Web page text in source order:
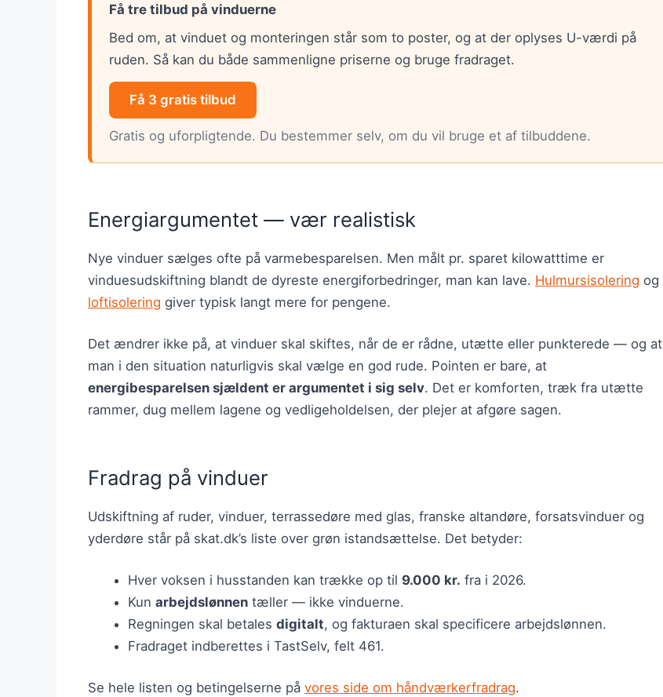
Få tre tilbud på vinduerne
Bed om, at vinduet og monteringen står som to poster, og at der oplyses U-værdi på
ruden. Så kan du både sammenligne priserne og bruge fradraget.
Få 3 gratis tilbud
Gratis og uforpligtende. Du bestemmer selv, om du vil bruge et af tilbuddene.
Energiargumentet — vær realistisk
Nye vinduer sælges ofte på varmebesparelsen. Men målt pr. sparet kilowatttime er
vinduesudskiftning blandt de dyreste energiforbedringer, man kan lave. Hulmursisolering og
loftisolering giver typisk langt mere for pengene.
Det ændrer ikke på, at vinduer skal skiftes, når de er rådne, utætte eller punkterede — og at
man i den situation naturligvis skal vælge en god rude. Pointen er bare, at
energibesparelsen sjældent er argumentet i sig selv. Det er komforten, træk fra utætte
rammer, dug mellem lagene og vedligeholdelsen, der plejer at afgøre sagen.
Fradrag på vinduer
Udskiftning af ruder, vinduer, terrassedøre med glas, franske altandøre, forsatsvinduer og
yderdøre står på skat.dk’s liste over grøn istandsættelse. Det betyder:
Hver voksen i husstanden kan trække op til 9.000 kr. fra i 2026.
Kun arbejdslønnen tæller — ikke vinduerne.
Regningen skal betales digitalt, og fakturaen skal specificere arbejdslønnen.
Fradraget indberettes i TastSelv, felt 461.
Se hele listen og betingelserne på vores side om håndværkerfradrag.